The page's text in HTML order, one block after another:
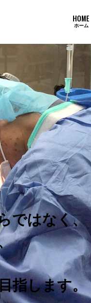
HOME
ホーム
治療
ではなく、
指します。